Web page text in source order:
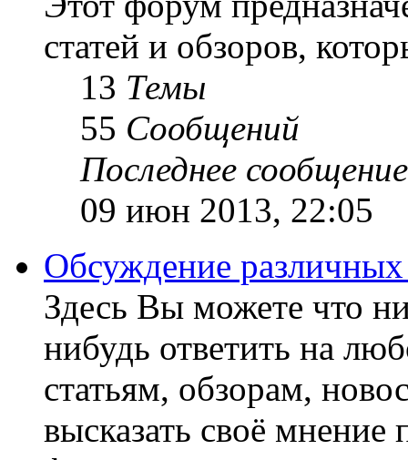
статей и обзоров,
13 Темы
55 Сообщений
Последнее сообщение
09 июн 2013, 22:05
Обсуждение
Здесь Вы можете что
нибудь ответить на
статьям, обзорам,
высказать своё